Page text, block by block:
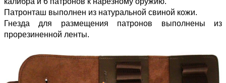
Патронташ выполнен из натуральной свиной кожи.
Гнезда для размещения патронов выполнены из
прорезиненной ленты.